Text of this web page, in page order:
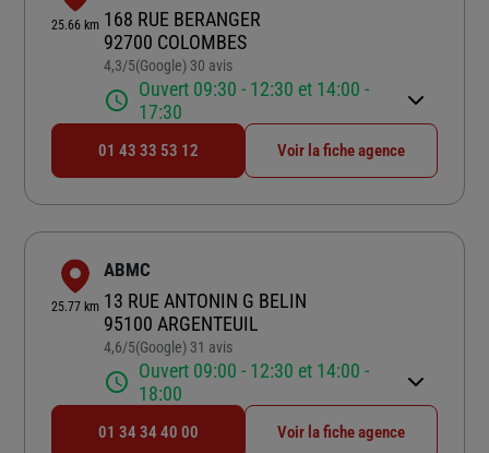
25.66 km 168 RUE BERANGER
92700 COLOMBES
4,3/5Note de 4.3 sur 5
(Google) 30 avis
Ouvert 09:30 - 12:30 et 14:00 -
17:30
01 43 33 53 12 Voir la fiche agence
25.77 km
ABMC
13 RUE ANTONIN G BELIN
95100 ARGENTEUIL
4,6/5Note de 4.6 sur 5
(Google) 31 avis
Ouvert 09:00 - 12:30 et 14:00 -
18:00
01 34 34 40 00 Voir la fiche agence